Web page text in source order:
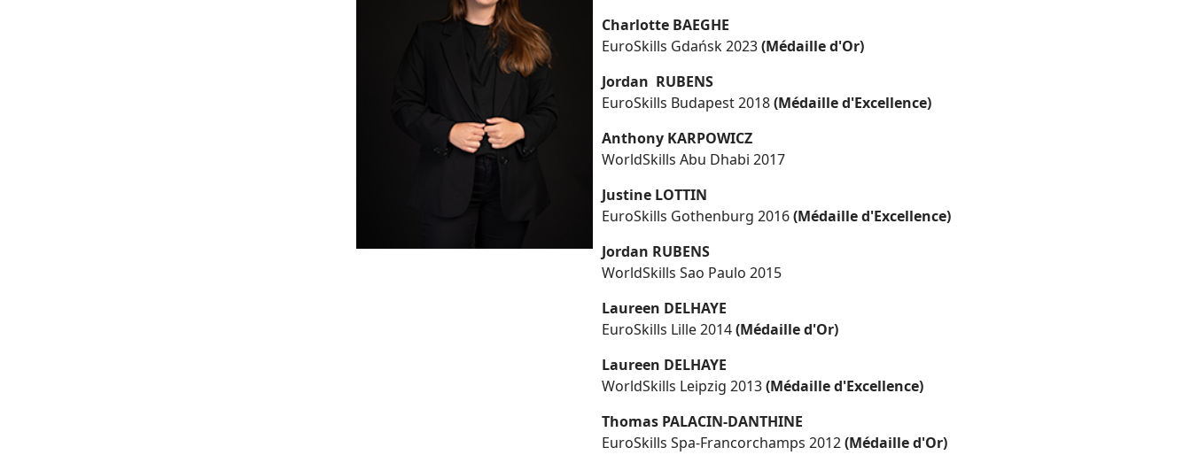
Charlotte BAEGHE
EuroSkills Gdańsk 2023(Médaille d'Or)
Jordan RUBENS
EuroSkills Budapest 2018(Médaille d'Excellence)
Anthony KARPOWICZ
WorldSkills Abu Dhabi 2017
Justine LOTTIN
EuroSkills Gothenburg 2016(Médaille d'Excellence)
Jordan RUBENS
WorldSkills Sao Paulo 2015
Laureen DELHAYE
EuroSkills Lille 2014(Médaille d'Or)
Laureen DELHAYE
WorldSkills Leipzig 2013(Médaille d'Excellence)
Thomas PALACIN-DANTHINE
EuroSkills Spa-Francorchamps 2012(Médaille d'Or)